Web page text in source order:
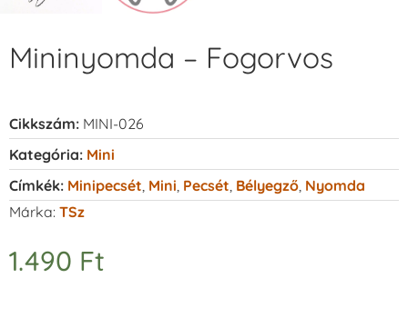
Mininyomda – Fogorvos
Cikkszám: MINI-026
Kategória: Mini
Címkék: Minipecsét Mini Pecsét Bélyegző Nyomda
Márka: TSz
1.490 Ft